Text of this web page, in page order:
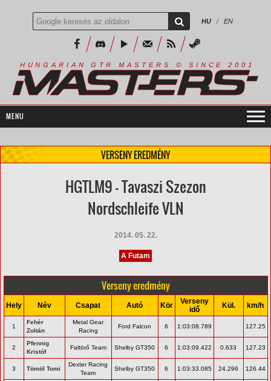
HU / EN
H U N G A R I A N G T R M A S T E R S © S I N C E 2 0 0 1
VERSENY EREDMÉNY
HGTLM9 - Tavaszi Szezon
Nordschleife VLN
2014. 05. 22.
A Futam
Verseny eredmény
Hely Név Csapat Autó Kör
Verseny
idő
Kül. km/h
1
Fehér
Zoltán
Metal Gear
Racing
Ford Falcon 6 1:03:08.789 127.25
2
Pfennig
Kristóf
Faltörő Team Shelby GT350 6 1:03:09.422 0.633 127.23
3 Tömöl Tomi
Dexter Racing
Team
Shelby GT350 6 1:03:33.085 24.296 126.44